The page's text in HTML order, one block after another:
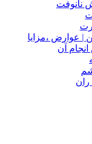
نانوفت
| عوارض ،مزایا
آن
ران